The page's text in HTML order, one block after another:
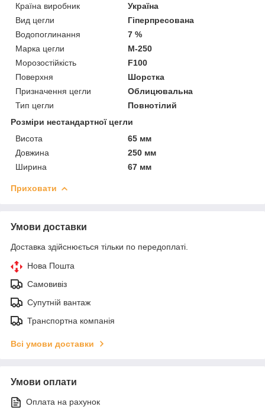
Країна виробник
Україна
Вид цегли
Гіперпресована
Водопоглинання
7 %
Марка цегли
М-250
Морозостійкість
F100
Поверхня
Шорстка
Призначення цегли
Облицювальна
Тип цегли
Повнотілий
Розміри нестандартної цегли
Висота
65 мм
Довжина
250 мм
Ширина
67 мм
Приховати
Умови доставки
Доставка здійснюється тільки по передоплаті.
Нова Пошта
Самовивіз
Супутній вантаж
Транспортна компанія
Всі умови доставки
Умови оплати
Оплата на рахунок